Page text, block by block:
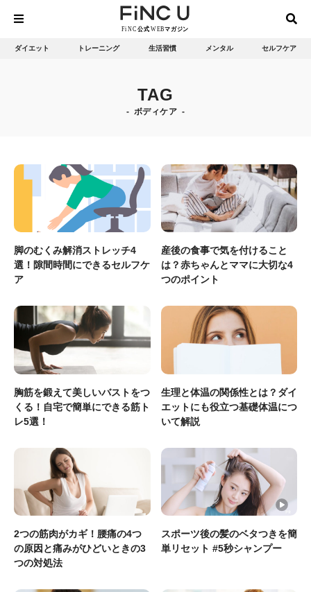
ダイエット トレーニング 生活習慣 メンタル セルフケア
TAG
ボディケア
脚のむくみ解消ストレッチ4
選！隙間時間にできるセルフケ
ア
産後の食事で気を付けること
は？赤ちゃんとママに大切な4
つのポイント
胸筋を鍛えて美しいバストをつ
くる！自宅で簡単にできる筋ト
レ5選！
生理と体温の関係性とは？ダイ
エットにも役立つ基礎体温につ
いて解説
2つの筋肉がカギ！腰痛の4つ
の原因と痛みがひどいときの3
つの対処法
スポーツ後の髪のベタつきを簡
単リセット #5秒シャンプー